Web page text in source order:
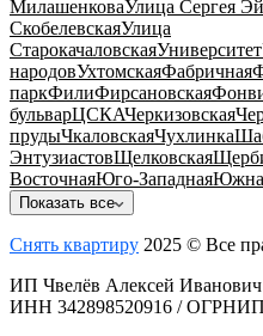
МилашенковаУлица Сергея
СкобелевскаяУлица
СтарокачаловскаяУниверситет
народовУхтомскаяФабричная
паркФилиФирсановская
бульварЦСКАЧеркизовская
прудыЧкаловскаяЧухлинка
ЭнтузиастовЩелковская
ВосточнаяЮго-Западная
Показать все
Снять квартиру 2025 © Все
ИП Чвелёв Алексей Иванович
ИНН 342898520916 / ОГРНИП